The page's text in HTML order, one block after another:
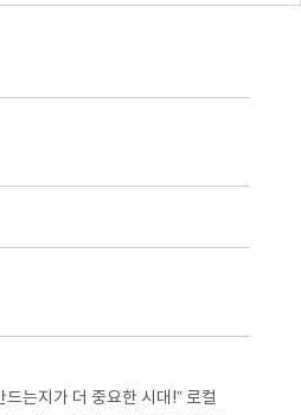
는지가 더 중요한 시대!” 로컬